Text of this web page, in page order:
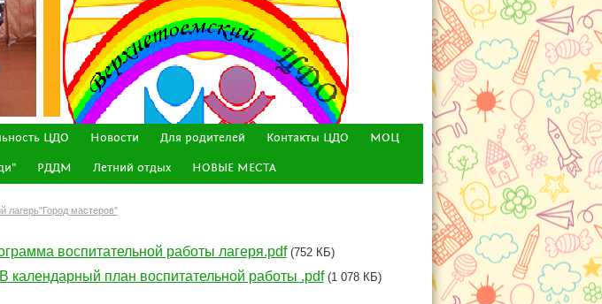
ЦДО Новости Для родителей Контакты ЦДО МОЦ
РДДМ Летний отдых НОВЫЕ МЕСТА
лагерь"Город мастеров"
воспитательной работы лагеря.pdf (752 КБ)
план воспитательной работы .pdf (1 078 КБ)